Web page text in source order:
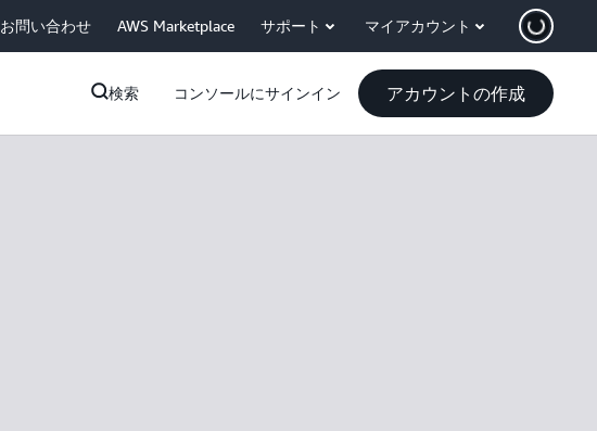
お問い合わせ AWS Marketplace サポート マイアカウント
検索 コンソールにサインイン アカウントの作成